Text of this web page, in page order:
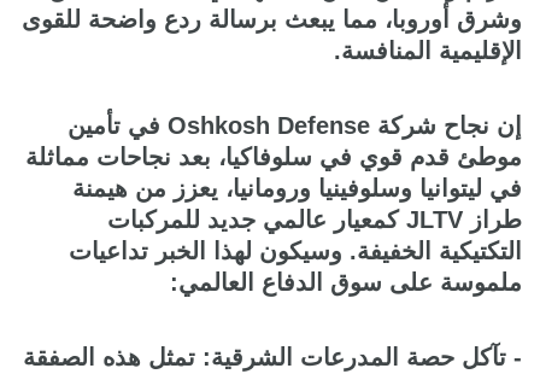
وشرق أوروبا، مما يبعث برسالة ردع واضحة للقوى
الإقليمية المنافسة.
إن نجاح شركة Oshkosh Defense في تأمين
موطئ قدم قوي في سلوفاكيا، بعد نجاحات مماثلة
في ليتوانيا وسلوفينيا ورومانيا، يعزز من هيمنة
طراز JLTV كمعيار عالمي جديد للمركبات
التكتيكية الخفيفة. وسيكون لهذا الخبر تداعيات
ملموسة على سوق الدفاع العالمي:
- تآكل حصة المدرعات الشرقية: تمثل هذه الصفقة